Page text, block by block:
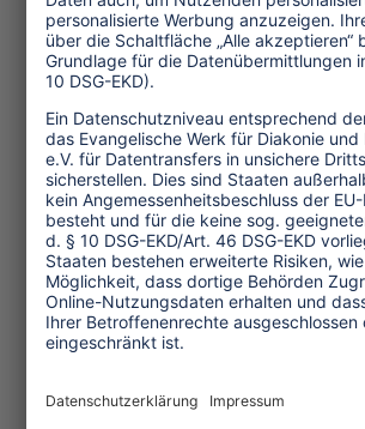
Transforming Tourism
Initiative